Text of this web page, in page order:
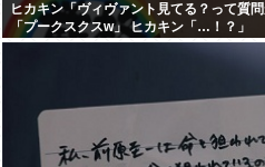
ヒカキン「ヴィヴァント見てる？って質
「プークスクスw」 ヒカキン「…！？」